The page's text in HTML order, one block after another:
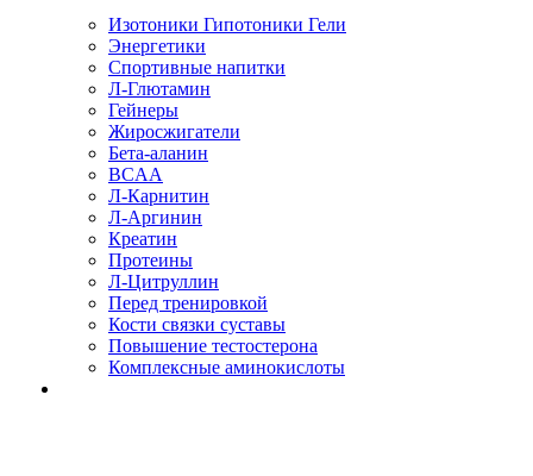
Изотоники Гипотоники Гели
Энергетики
Спортивные напитки
Л-Глютамин
Гейнеры
Жиросжигатели
Бета-аланин
BCAA
Л-Карнитин
Л-Аргинин
Креатин
Протеины
Л-Цитруллин
Перед тренировкой
Кости связки суставы
Повышение тестостерона
Комплексные аминокислоты